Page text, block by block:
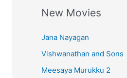
r
h
f
o
New Movies
Jana Nayagan
Vishwanathan and Sons
Meesaya Murukku 2